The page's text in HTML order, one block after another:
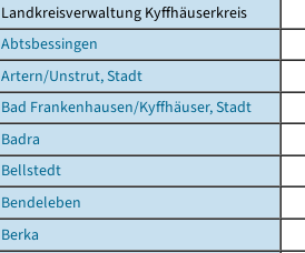
Landkreisverwaltung Kyffhäuserkreis
Abtsbessingen
Artern/Unstrut, Stadt
Bad Frankenhausen/Kyffhäuser, Stadt
Badra
Bellstedt
Bendeleben
Berka